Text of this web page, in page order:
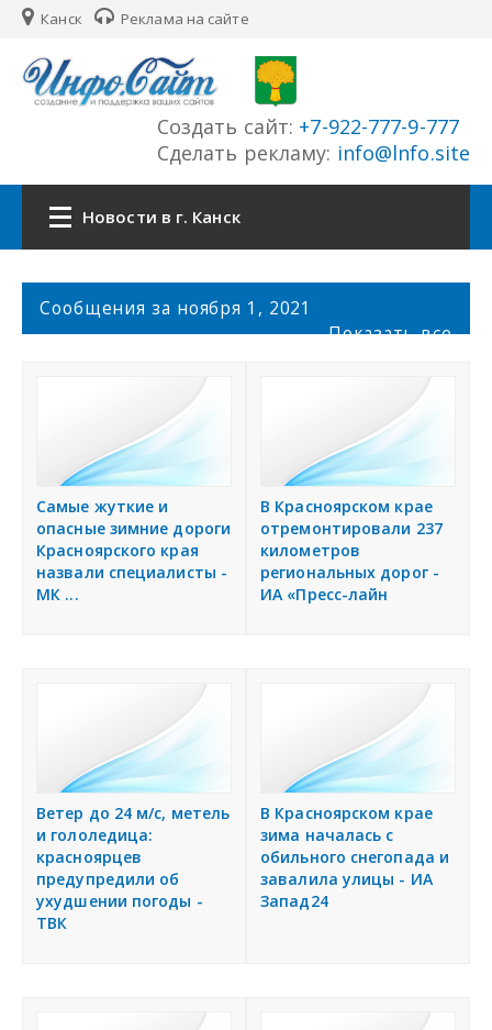
Канск Реклама на сайте
Создать сайт: +7-922-777-9-777
Сделать рекламу: info@lnfo.site
Новости в г. Канск
Главная
История города
Разместить объявление
Регионы России
Сообщения за ноября 1, 2021
Показать все
Самые жуткие и
опасные зимние дороги
Красноярского края
назвали специалисты -
МК ...
В Красноярском крае
отремонтировали 237
километров
региональных дорог -
ИА «Пресс-лайн
Ветер до 24 м/с, метель
и гололедица:
красноярцев
предупредили об
ухудшении погоды -
ТВК
В Красноярском крае
зима началась с
обильного снегопада и
завалила улицы - ИА
Запад24